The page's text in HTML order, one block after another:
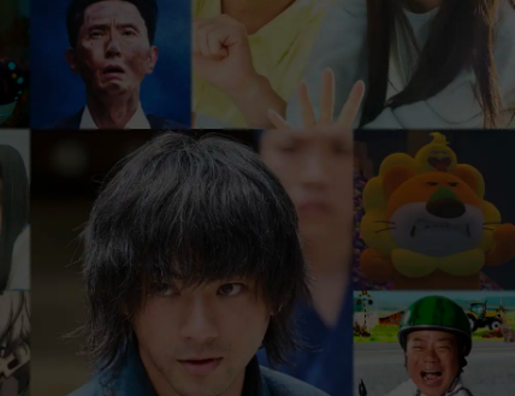
まずは31日間 無料トライアル